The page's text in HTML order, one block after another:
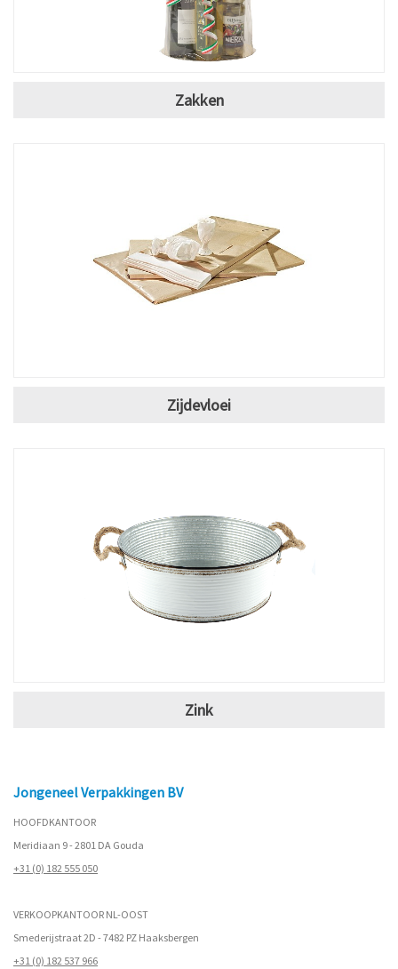
Zakken
Zijdevloei
Zink
Jongeneel Verpakkingen BV
HOOFDKANTOOR
Meridiaan 9 - 2801 DA Gouda
+31 (0) 182 555 050
VERKOOPKANTOOR NL-OOST
Smederijstraat 2D - 7482 PZ Haaksbergen
+31 (0) 182 537 966